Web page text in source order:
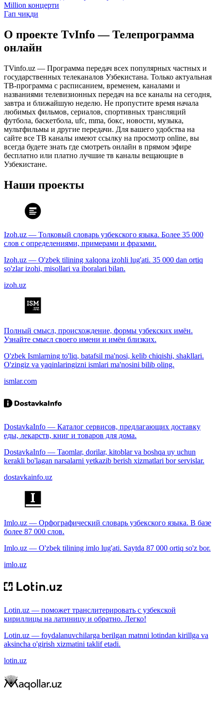
Million концерти
Гап чиқди
О проекте TvInfo — Телепрограмма
онлайн
TVinfo.uz — Программа передач всех популярных частных и
государственных телеканалов Узбекистана. Только актуальная
ТВ-программа с расписанием, временем, каналами и
названиями телевизионных передач на все каналы на сегодня,
завтра и ближайшую неделю. Не пропустите время начала
любимых фильмов, сериалов, спортивных трансляций
футбола, баскетбола, ufc, mma, бокс, новости, музыка,
мультфильмы и другие передачи. Для вашего удобства на
сайте все ТВ каналы имеют ссылку на просмотр online, вы
всегда будете знать где смотреть онлайн в прямом эфире
бесплатно или платно лучшие тв каналы вещающие в
Узбекистане.
Наши проекты
Izoh.uz — Толковый словарь узбекского языка. Более 35 000
слов с определениями, примерами и фразами.
Izoh.uz — O'zbek tilining xalqona izohli lug'ati. 35 000 dan ortiq
so'zlar izohi, misollari va iboralari bilan.
izoh.uz
Полный смысл, происхождение, формы узбекских имён.
Узнайте смысл своего имени и имён близких.
O'zbek Ismlarning to'liq, batafsil ma'nosi, kelib chiqishi, shakllari.
O'zingiz va yaqinlaringizni ismlari ma'nosini bilib oling.
ismlar.com
DostavkaInfo — Каталог сервисов, предлагающих доставку
еды, лекарств, книг и товаров для дома.
DostavkaInfo — Taomlar, dorilar, kitoblar va boshqa uy uchun
kerakli bo'lagan narsalarni yetkazib berish xizmatlari bor servislar.
dostavkainfo.uz
Imlo.uz — Орфографический словарь узбекского языка. В базе
более 87 000 слов.
Imlo.uz — O'zbek tilining imlo lug'ati. Saytda 87 000 ortiq so'z bor.
imlo.uz
Lotin.uz — поможет транслитерировать с узбекской
кириллицы на латиницу и обратно. Легко!
Lotin.uz — foydalanuvchilarga berilgan matnni lotindan kirillga va
aksincha o'girish xizmatini taklif etadi.
lotin.uz